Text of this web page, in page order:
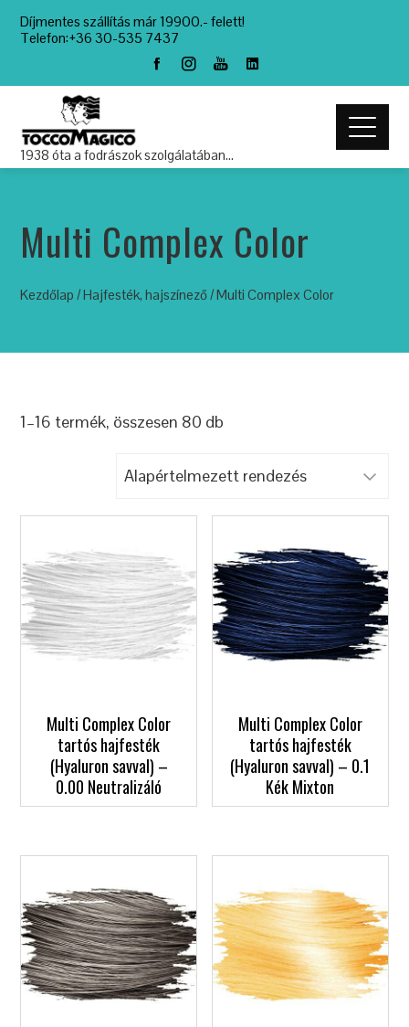
Díjmentes szállítás már 19900.- felett!
Telefon:+36 30-535 7437
1938 óta a fodrászok szolgálatában…
Multi Complex Color
Kezdőlap /Hajfesték, hajszínező/ Multi Complex Color
1–16 termék, összesen 80 db
Multi Complex Color
tartós hajfesték
(Hyaluron savval) –
0.00 Neutralizáló
Multi Complex Color
tartós hajfesték
(Hyaluron savval) – 0.1
Kék Mixton